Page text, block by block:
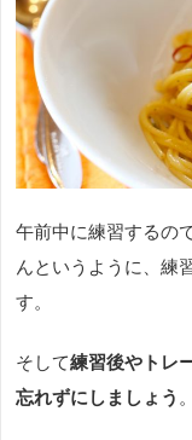
午前中に練習するの
んというように、練
す。
そして練習後やトレ
忘れずにしましょう 。